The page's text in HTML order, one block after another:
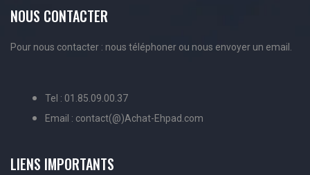
NOUS CONTACTER
Pour nous contacter : nous téléphoner ou nous envoyer un email.
Tel : 01.85.09.00.37
Email : contact(@)Achat-Ehpad.com
LIENS IMPORTANTS